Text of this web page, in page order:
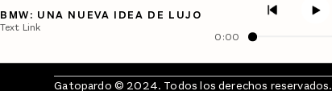
BMW: UNA NUEVA IDEA DE LUJO
Text Link
0:00
Gatopardo © 2024. Todos los derechos reservados.